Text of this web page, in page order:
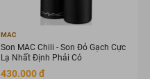
MAC
Son MAC Chili - Son Đỏ Gạch Cực
Lạ Nhất Định Phải Có
430.000 đ